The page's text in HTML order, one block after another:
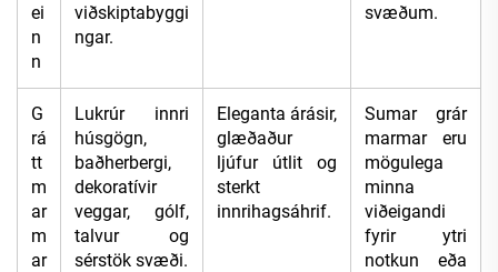
ei
n
n
viðskiptabyggi
ngar.
svæðum.
G
rá
tt
m
ar
m
ar
Lukrúr innri
húsgögn,
baðherbergi,
dekoratívir
veggar, gólf,
talvur og
sérstök svæði.
Eleganta árásir,
glæðaður
ljúfur útlit og
sterkt
innrihagsáhrif.
Sumar grár
marmar eru
mögulega
minna
viðeigandi
fyrir ytri
notkun eða